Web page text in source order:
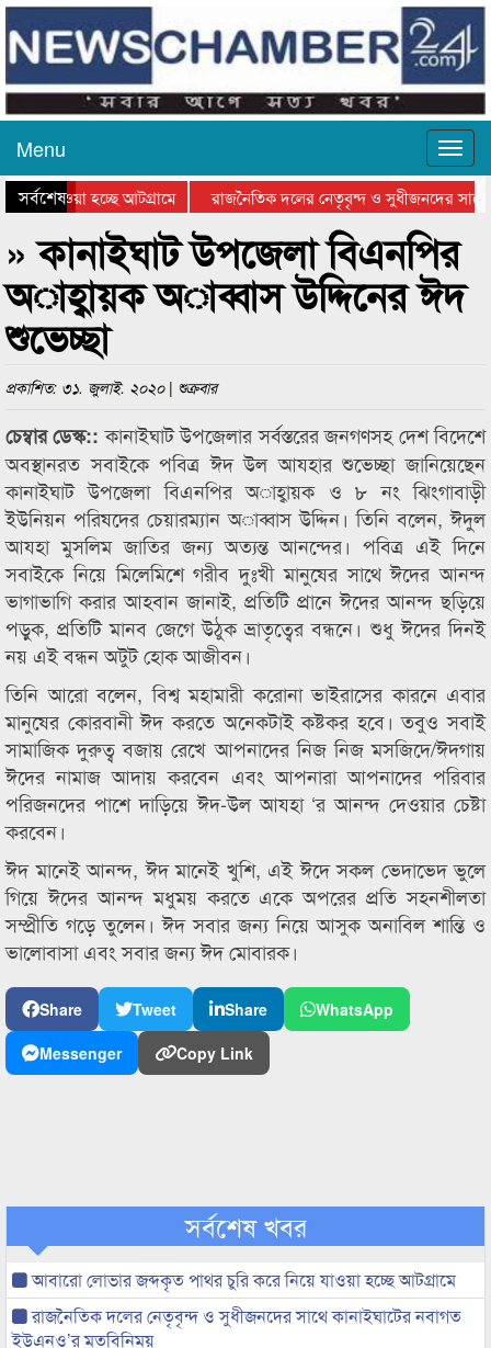
Menu
সর্বশেষ
যাওয়া হচ্ছে আটগ্রামে
রাজনৈতিক দলের নেতৃবৃন্দ ও সুধীজনদের সাথে
পুরস্কার বিতরণ সম্পন্ন
সিলেটে বাংলাদেশ গ্রুপ থিয়েটার
» কানাইঘাট উপজেলা বিএনপির
অাহ্বায়ক অাব্বাস উদ্দিনের ঈদ
শুভেচ্ছা
প্রকাশিত: ৩১. জুলাই. ২০২০ | শুক্রবার
চেম্বার ডেস্ক::কানাইঘাট উপজেলার সর্বস্তরের জনগণসহ দেশ বিদেশে
অবস্থানরত সবাইকে পবিত্র ঈদ উল আযহার শুভেচ্ছা জানিয়েছেন
কানাইঘাট উপজেলা বিএনপির অাহ্বায়ক ও ৮ নং ঝিংগাবাড়ী
ইউনিয়ন পরিষদের চেয়ারম্যান অাব্বাস উদ্দিন। তিনি বলেন, ঈদুল
আযহা মুসলিম জাতির জন্য অত্যন্ত আনন্দের। পবিত্র এই দিনে
সবাইকে নিয়ে মিলেমিশে গরীব দুঃখী মানুষের সাথে ঈদের আনন্দ
ভাগাভাগি করার আহবান জানাই, প্রতিটি প্রানে ঈদের আনন্দ ছড়িয়ে
পড়ুক, প্রতিটি মানব জেগে উঠুক ভ্রাতৃত্বের বন্ধনে। শুধু ঈদের দিনই
নয় এই বন্ধন অটুট হোক আজীবন।
তিনি আরো বলেন, বিশ্ব মহামারী করোনা ভাইরাসের কারনে এবার
মানুষের কোরবানী ঈদ করতে অনেকটাই কষ্টকর হবে। তবুও সবাই
সামাজিক দুরুত্ব বজায় রেখে আপনাদের নিজ নিজ মসজিদে/ঈদগায়
ঈদের নামাজ আদায় করবেন এবং আপনারা আপনাদের পরিবার
পরিজনদের পাশে দাড়িয়ে ঈদ-উল আযহা ‘র আনন্দ দেওয়ার চেষ্টা
করবেন।
ঈদ মানেই আনন্দ, ঈদ মানেই খুশি, এই ঈদে সকল ভেদাভেদ ভুলে
গিয়ে ঈদের আনন্দ মধুময় করতে একে অপরের প্রতি সহনশীলতা
সম্প্রীতি গড়ে তুলেন। ঈদ সবার জন্য নিয়ে আসুক অনাবিল শান্তি ও
ভালোবাসা এবং সবার জন্য ঈদ মোবারক।
Share Tweet Share
WhatsApp
Messenger
Copy Link
সর্বশেষ খবর
আবারো লোভার জব্দকৃত পাথর চুরি করে নিয়ে যাওয়া হচ্ছে আটগ্রামে
রাজনৈতিক দলের নেতৃবৃন্দ ও সুধীজনদের সাথে কানাইঘাটের নবাগত
ইউএনও’র মতবিনিময়